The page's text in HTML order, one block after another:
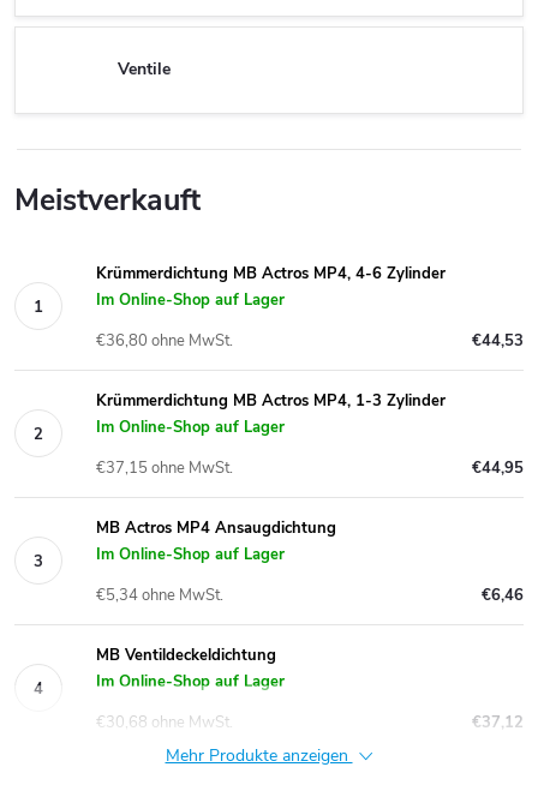
Ventile
Meistverkauft
Krümmerdichtung MB Actros MP4, 4-6 Zylinder
Im Online-Shop auf Lager
€44,53
€36,80 ohne MwSt.
Krümmerdichtung MB Actros MP4, 1-3 Zylinder
Im Online-Shop auf Lager
€44,95
€37,15 ohne MwSt.
MB Actros MP4 Ansaugdichtung
Im Online-Shop auf Lager
€6,46
€5,34 ohne MwSt.
MB Ventildeckeldichtung
Im Online-Shop auf Lager
€37,12
€30,68 ohne MwSt.
Mehr Produkte anzeigen